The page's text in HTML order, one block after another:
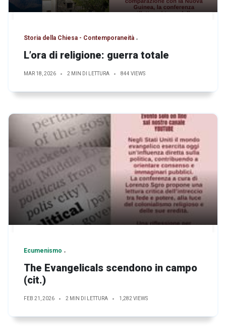
Storia della Chiesa - Contemporaneità
L’ora di religione: guerra totale
MAR 18, 2026 2 MIN DI LETTURA 844 VIEWS
Ecumenismo
The Evangelicals scendono in campo
(cit.)
FEB 21, 2026 2 MIN DI LETTURA 1,282 VIEWS